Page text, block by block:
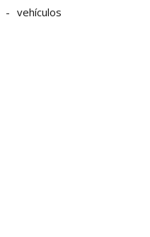
vehículos